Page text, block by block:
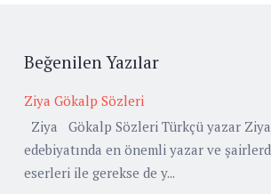
Beğenilen Yazılar
Ziya Gökalp Sözleri
Ziya Gökalp Sözleri Türkçü yazar
edebiyatında en önemli yazar ve
eserleri ile gerekse de y...